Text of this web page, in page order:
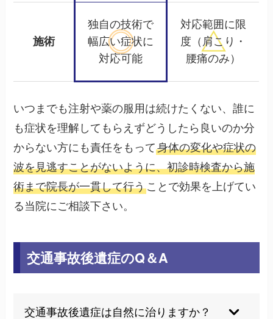
施術
独自の技術で
幅広い症状に
対応可能
対応範囲に限
度 （肩こり・
腰痛のみ）
いつまでも注射や薬の服用は続けたくない、誰に
も症状を理解してもらえずどうしたら良いのか分
からない方にも責任をもって身体の変化や症状の
波を見逃すことがないように、初診時検査から施
術まで院長が一貫して行うことで効果を上げてい
る当院にご相談下さい。
交通事故後遺症のQ＆A
交通事故後遺症は自然に治りますか？